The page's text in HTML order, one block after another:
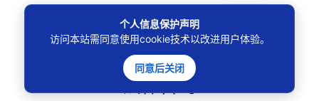
法律咨询
个人信息保护声明
访问本站需同意使用cookie技术以改进用户体验。
同意后关闭